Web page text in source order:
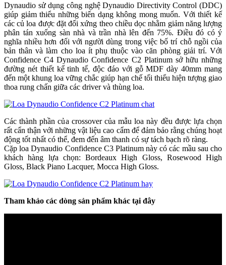
Dynaudio sử dụng công nghệ Dynaudio Directivity Control (DDC)
giúp giảm thiểu những biến dạng không mong muốn. Với thiết kế
các củ loa được đặt đối xứng theo chiều dọc nhằm giảm năng lượng
phân tán xuống sàn nhà và trần nhà lên đến 75%. Điều đó có ý
nghĩa nhiều hơn đối với người dùng trong việc bố trí chỗ ngồi của
bản thân và làm cho loa ít phụ thuộc vào căn phòng giải trí. Với
Confidence C4 Dynaudio Confidence C2 Platinum sở hữu những
đường nét thiết kế tinh tế, độc đáo với gỗ MDF dày 40mm mang
đến một khung loa vững chắc giúp hạn chế tối thiểu hiện tượng giao
thoa rung chấn giữa các driver và thùng loa.
Các thành phần của crossover của mẫu loa này đều được lựa chọn
rất cẩn thận với những vật liệu cao cẩm để đảm bảo rằng chúng hoạt
động tốt nhất có thể, đem đến âm thanh có sự tách bạch rõ ràng.
Cặp loa Dynaudio Confidence C3 Platinum này có các mầu sau cho
khách hàng lựa chọn: Bordeaux High Gloss, Rosewood High
Gloss, Black Piano Lacquer, Mocca High Gloss.
Tham khảo các dòng sản phẩm khác tại đây